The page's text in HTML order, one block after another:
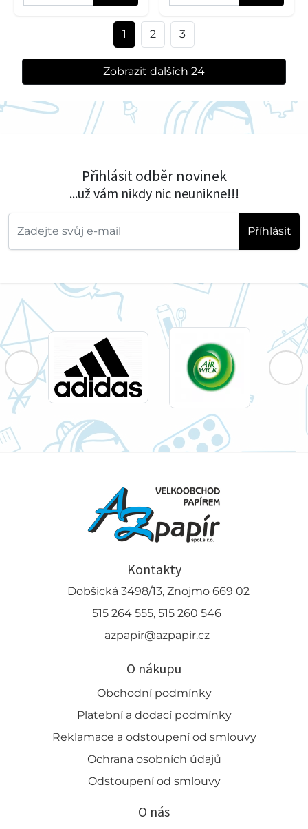
1 2 3
Zobrazit dalších 24
Přihlásit odběr novinek
...už vám nikdy nic neunikne!!!
Příhlásit
Kontakty
Dobšická 3498/13, Znojmo 669 02
515 264 555, 515 260 546
azpapir@azpapir.cz
O nákupu
Obchodní podmínky
Platební a dodací podmínky
Reklamace a odstoupení od smlouvy
Ochrana osobních údajů
Odstoupení od smlouvy
O nás